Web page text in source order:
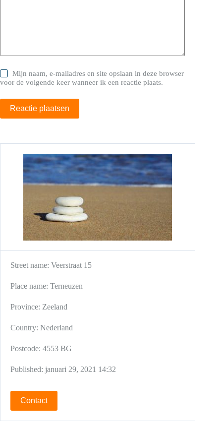
Mijn naam, e-mailadres en site opslaan in deze browser
voor de volgende keer wanneer ik een reactie plaats.
Reactie plaatsen
Street name: Veerstraat 15
Place name: Terneuzen
Province: Zeeland
Country: Nederland
Postcode: 4553 BG
Published: januari 29, 2021 14:32
Contact